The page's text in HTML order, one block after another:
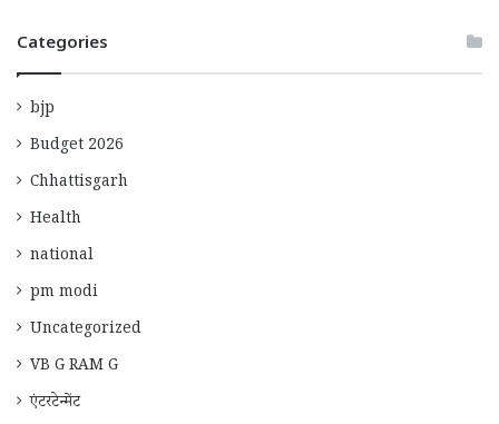
Categories
bjp
Budget 2026
Chhattisgarh
Health
national
pm modi
Uncategorized
VB G RAM G
एंटरटेन्मेंट